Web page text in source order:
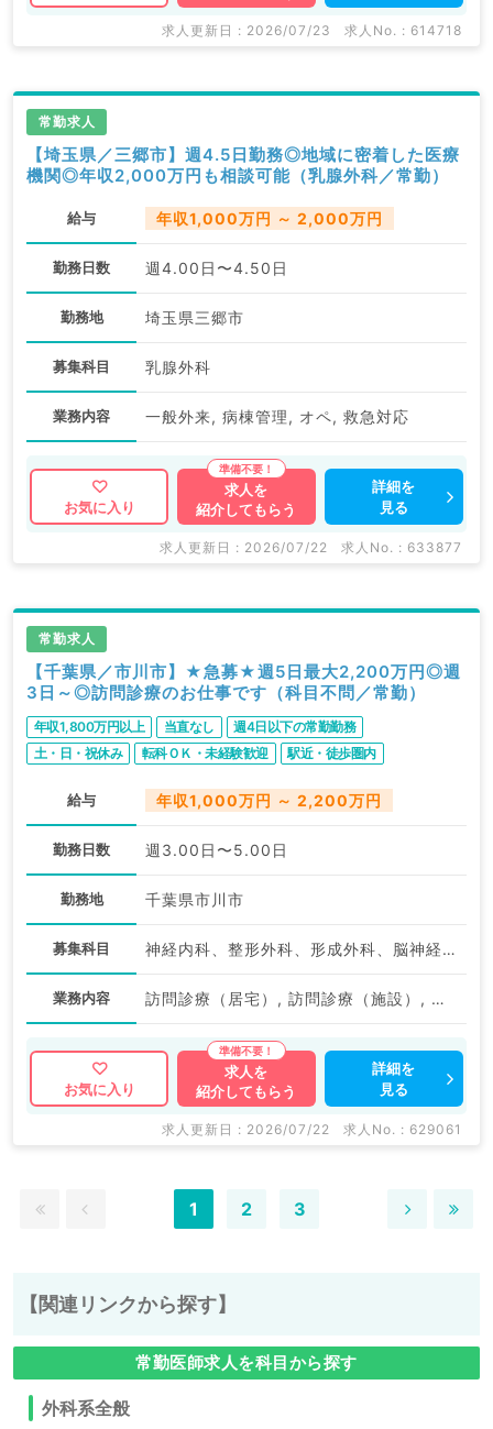
関求人はもちろんのこと、
求人内容の詳細等はお気軽にお問合せ下さい。
求人更新日 : 2026/07/23 求人No. : 614718
常勤求人
【埼玉県／三郷市】週4.5日勤務◎地域に密着した医療
機関◎年収2,000万円も相談可能（乳腺外科／常勤）
給与 年収1,000万円 ～ 2,000万円
勤務日数 週4.00日〜4.50日
勤務地 埼玉県三郷市
募集科目 乳腺外科
業務内容 一般外来, 病棟管理, オペ, 救急対応
お気に入り
求人を
紹介してもらう
詳細を
見る
求人更新日 : 2026/07/22 求人No. : 633877
常勤求人
【千葉県／市川市】★急募★週5日最大2,200万円◎週
3日～◎訪問診療のお仕事です（科目不問／常勤）
年収1,800万円以上 当直なし
週4日以下の常勤勤務
土・日・祝休み
転科ＯＫ・未経験歓迎 駅近・徒歩圏内
給与 年収1,000万円 ～ 2,200万円
勤務日数 週3.00日〜5.00日
勤務地 千葉県市川市
募集科目 神経内科、整形外科、形成外科、脳神経外科、呼吸器外科、心臓血管外科、泌尿器科、一般内科、循環器内科、呼吸器内科、消化器内科、内分泌・代謝内科、腎臓内科、老年内科、血液内科、外科系全般、一般外科、消化器外科、乳腺外科、膠原病科、大腸・肛門外科
業務内容 訪問診療（居宅）, 訪問診療（施設）, その他, その他
お気に入り
求人を
紹介してもらう
詳細を
見る
求人更新日 : 2026/07/22 求人No. : 629061
1 2 3
【関連リンクから探す】
常勤医師求人を科目から探す
外科系全般